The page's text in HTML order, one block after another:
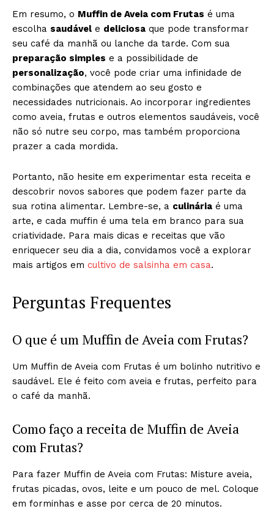
Em resumo, o Muffin de Aveia com Frutas é uma
escolha saudável e deliciosa que pode transformar
seu café da manhã ou lanche da tarde. Com sua
preparação simples e a possibilidade de
personalização, você pode criar uma infinidade de
combinações que atendem ao seu gosto e
necessidades nutricionais. Ao incorporar ingredientes
como aveia, frutas e outros elementos saudáveis, você
não só nutre seu corpo, mas também proporciona
prazer a cada mordida.
Portanto, não hesite em experimentar esta receita e
descobrir novos sabores que podem fazer parte da
sua rotina alimentar. Lembre-se, a culinária é uma
arte, e cada muffin é uma tela em branco para sua
criatividade. Para mais dicas e receitas que vão
enriquecer seu dia a dia, convidamos você a explorar
mais artigos em cultivo de salsinha em casa.
Perguntas Frequentes
O que é um Muffin de Aveia com Frutas?
Um Muffin de Aveia com Frutas é um bolinho nutritivo e
saudável. Ele é feito com aveia e frutas, perfeito para
o café da manhã.
Como faço a receita de Muffin de Aveia
com Frutas?
Para fazer Muffin de Aveia com Frutas: Misture aveia,
frutas picadas, ovos, leite e um pouco de mel. Coloque
em forminhas e asse por cerca de 20 minutos.